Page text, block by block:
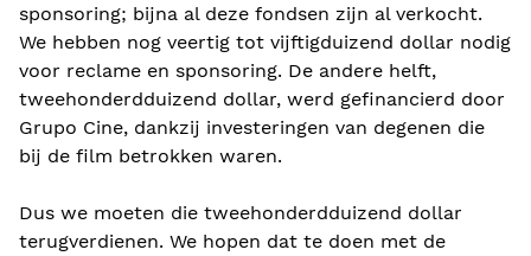
sponsoring; bijna al deze fondsen zijn al verkocht.
We hebben nog veertig tot vijftigduizend dollar nodig
voor reclame en sponsoring. De andere helft,
tweehonderdduizend dollar, werd gefinancierd door
Grupo Cine, dankzij investeringen van degenen die
bij de film betrokken waren.
Dus we moeten die tweehonderdduizend dollar
terugverdienen. We hopen dat te doen met de